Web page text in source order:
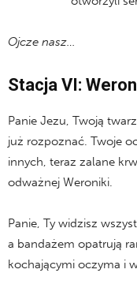
Ojcze nasz…
Stacja VI:
Panie Jezu, Twoją
już rozpoznać. Twoje
innych, teraz zalane
odważnej Weroniki.
Panie, Ty widzisz
a bandażem opatrują
kochającymi oczyma i